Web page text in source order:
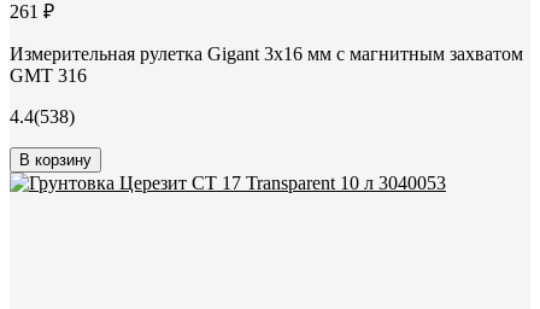
261 ₽
Измерительная рулетка Gigant 3x16 мм с магнитным захватом
GMT 316
4.4(538)
В корзину